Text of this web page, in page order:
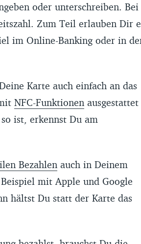
oder unterschreiben.
Zum Teil erlauben Dir
im Online-Banking oder in
Karte auch einfach an das
NFC-Funktionenausgestattet
ist, erkennst Du am
Bezahlenauch in Deinem
mit Apple und Google
hältst Du statt der Karte das